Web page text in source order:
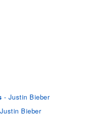
- Justin Bieber
Bieber